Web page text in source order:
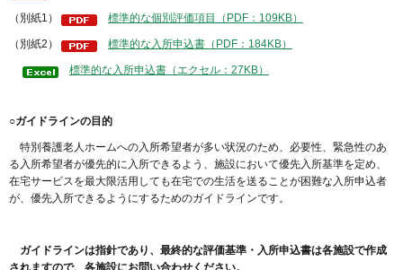
（別紙1） 標準的な個別評価項目（PDF：109KB）
（別紙2） 標準的な入所申込書（PDF：184KB）
標準的な入所申込書（エクセル：27KB）
○ガイドラインの目的
特別養護老人ホームへの入所希望者が多い状況のため、必要性、緊急性のあ
る入所希望者が優先的に入所できるよう、施設において優先入所基準を定め、
在宅サービスを最大限活用しても在宅での生活を送ることが困難な入所申込者
が、優先入所できるようにするためのガイドラインです。
ガイドラインは指針であり、最終的な評価基準・入所申込書は各施設で作成
されますので、各施設にお問い合わせください。